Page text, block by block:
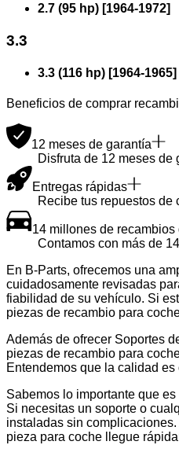
2.7 (95 hp) [1964-1972]
3.3
3.3 (116 hp) [1964-1965]
Beneficios de comprar
12 meses de garantía
Disfruta de 12 meses
Entregas rápidas
Recibe tus repuestos de
14 millones de
Contamos con más de
En B-Parts, ofrecemos una
cuidadosamente revisadas
fiabilidad de su vehículo. Si
piezas de recambio para
Además de ofrecer Soportes
piezas de recambio para
Entendemos que la calidad
Sabemos lo importante que
Si necesitas un soporte o
instaladas sin
pieza para coche llegue